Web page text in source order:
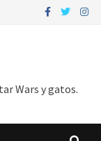
Wars y gatos.